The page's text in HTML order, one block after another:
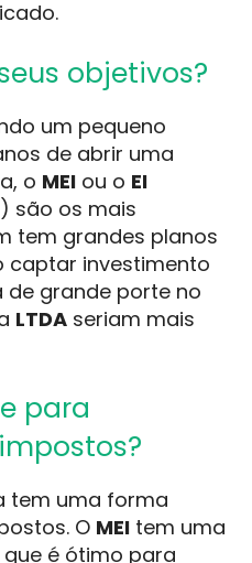
objetivos?
um pequeno
de abrir uma
o MEI ou o EI
são os mais
tem grandes planos
captar investimento
de grande porte no
LTDA seriam mais
para
tem uma forma
O MEI tem uma
é ótimo para